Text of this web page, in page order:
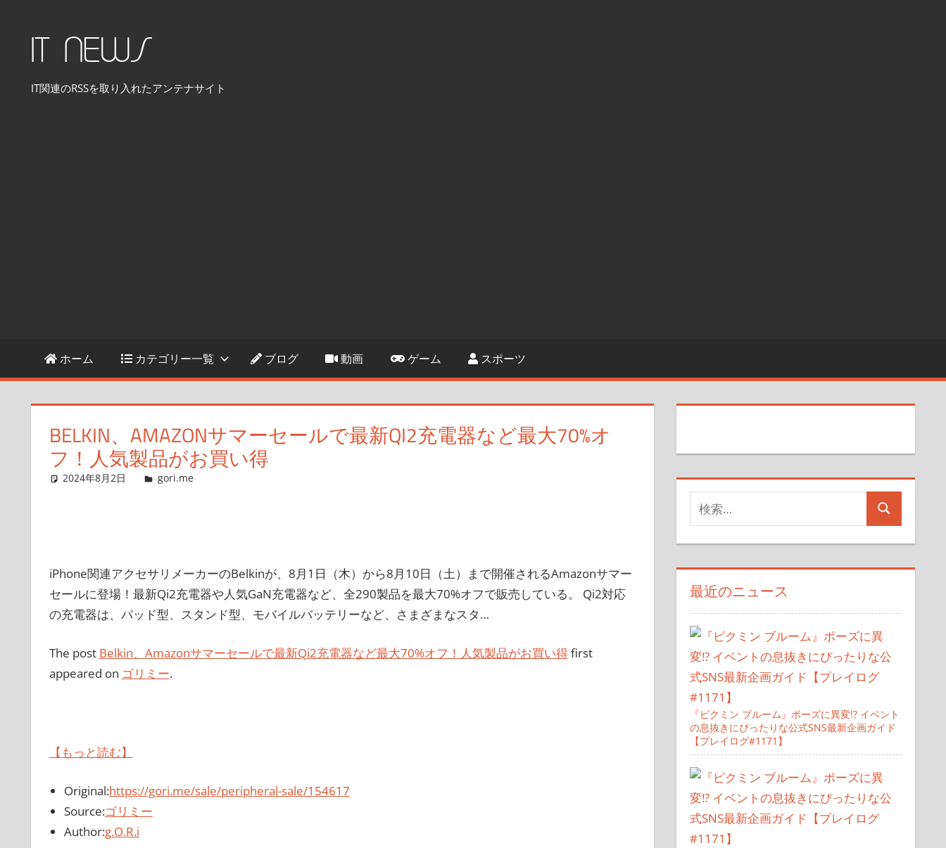
IT NEWS
IT関連のRSSを取り入れたアンテナサイト
ホーム カテゴリー一覧 ブログ 動画 ゲーム スポーツ
BELKIN、AMAZONサマーセールで最新QI2充電器など最大70%オ
フ！人気製品がお買い得
2024年8月2日 g.O.R.i
gori.me
iPhone関連アクセサリメーカーのBelkinが、8月1日（木）から8月10日（土）まで開催されるAmazonサマー
セールに登場！最新Qi2充電器や人気GaN充電器など、全290製品を最大70%オフで販売している。 Qi2対応
の充電器は、パッド型、スタンド型、モバイルバッテリーなど、さまざまなスタ…
The post Belkin、Amazonサマーセールで最新Qi2充電器など最大70%オフ！人気製品がお買い得first
appeared on ゴリミー.
【もっと読む】
Original:https://gori.me/sale/peripheral-sale/154617
Source:ゴリミー
Author:g.O.R.i
索
対
検
最近のニュース
『ピクミン ブルーム』ポーズに異変!? イベント
の息抜きにぴったりな公式SNS最新企画ガイド
【プレイログ#1171】